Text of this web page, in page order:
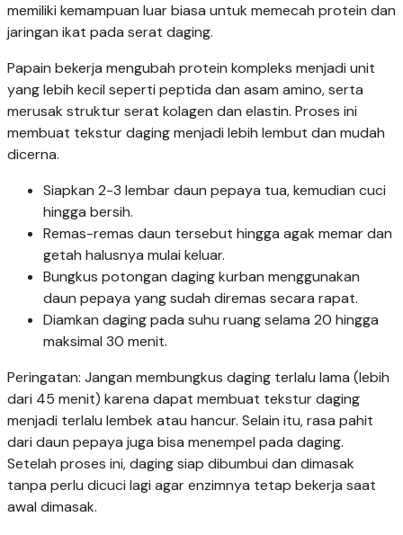
memiliki kemampuan luar biasa untuk memecah protein dan
jaringan ikat pada serat daging.
Papain bekerja mengubah protein kompleks menjadi unit
yang lebih kecil seperti peptida dan asam amino, serta
merusak struktur serat kolagen dan elastin. Proses ini
membuat tekstur daging menjadi lebih lembut dan mudah
dicerna.
Siapkan 2-3 lembar daun pepaya tua, kemudian cuci
hingga bersih.
Remas-remas daun tersebut hingga agak memar dan
getah halusnya mulai keluar.
Bungkus potongan daging kurban menggunakan
daun pepaya yang sudah diremas secara rapat.
Diamkan daging pada suhu ruang selama 20 hingga
maksimal 30 menit.
Peringatan: Jangan membungkus daging terlalu lama (lebih
dari 45 menit) karena dapat membuat tekstur daging
menjadi terlalu lembek atau hancur. Selain itu, rasa pahit
dari daun pepaya juga bisa menempel pada daging.
Setelah proses ini, daging siap dibumbui dan dimasak
tanpa perlu dicuci lagi agar enzimnya tetap bekerja saat
awal dimasak.